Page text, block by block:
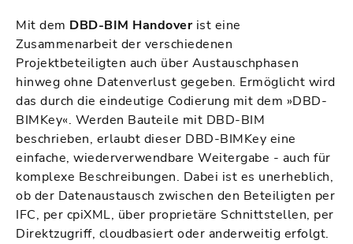
Mit dem DBD-BIM Handoverist eine
Zusammenarbeit der verschiedenen
Projektbeteiligten auch über Austauschphasen
hinweg ohne Datenverlust gegeben. Ermöglicht wird
das durch die eindeutige Codierung mit dem »DBD-
BIMKey«. Werden Bauteile mit DBD-BIM
beschrieben, erlaubt dieser DBD-BIMKey eine
einfache, wiederverwendbare Weitergabe - auch für
komplexe Beschreibungen. Dabei ist es unerheblich,
ob der Datenaustausch zwischen den Beteiligten per
IFC, per cpiXML, über proprietäre Schnittstellen, per
Direktzugriff, cloudbasiert oder anderweitig erfolgt.